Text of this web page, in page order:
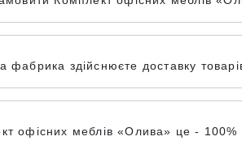
здійснюєте доставку
офісних меблів «Олива» це - 100%